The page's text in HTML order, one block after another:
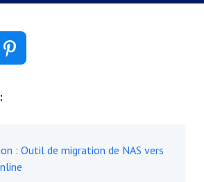
: Outil de migration de NAS vers